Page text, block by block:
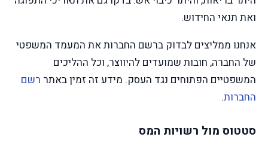
ואת תנאי החידוש.
אנחנו ממליצים לבדוק ברשם החברות את המעמד המשפטי
של החברה, חובות שמועדים להיווצר, וכל ההליכים
המשפטיים הפתוחים נגד העסק. מידע זה זמין באתר רשם
החברות.
סטטוס מול רשויות המס